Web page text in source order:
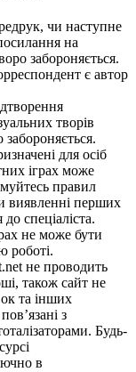
чи наступне
на
забороняється.
є автор
творів
для осіб
іграх може
правил
виявленні перших
спеціаліста.
не може бути
роботі.
не проводить
також сайт не
та інших
з
Будь-
в